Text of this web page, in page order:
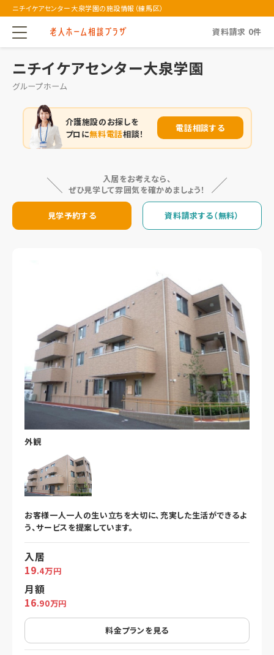
ニチイケアセンター大泉学園の施設情報（練馬区）
資料請求 0件
ニチイケアセンター大泉学園
グループホーム
介護施設のお探しを
プロに無料電話相談！
電話相談する
入居をお考えなら、
ぜひ見学して雰囲気を確かめましょう！
見学予約する 資料請求する（無料）
外観
お客様一人一人の生い立ちを大切に、充実した生活ができるよ
う、サービスを提案しています。
入居
19.4万円
月額
16.90万円
料金プランを見る